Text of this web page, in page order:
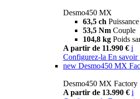
Desmo450 MX
63,5 ch Puissance
53,5 Nm Couple
104,8 kg Poids
A partir de 11.990 € i
Configurez-la En savoir
new Desmo450 MX
Desmo450 MX Factory
A partir de 13.990 € i